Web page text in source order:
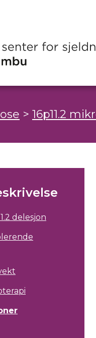
> 16p11.2
delesjon